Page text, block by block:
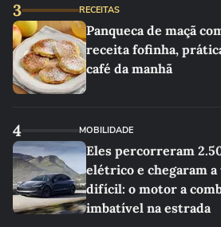
3 RECEITAS
Panqueca de maçã
receita fofinha,
café da manhã
4 MOBILIDADE
Eles percorreram
elétrico e chegaram a
difícil: o motor a
imbatível na estrada